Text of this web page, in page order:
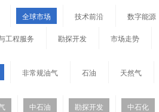
全球市场 技术前沿 数字能源
工程服务 勘探开发 市场走势
非常规油气 石油 天然气
中石油 勘探开发 中石化